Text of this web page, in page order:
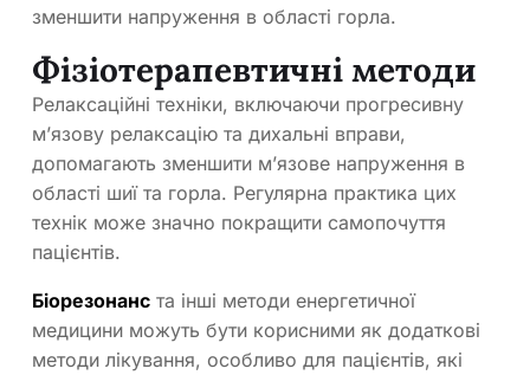
зменшити напруження в області горла.
Фізіотерапевтичні методи
Релаксаційні техніки, включаючи прогресивну
м’язову релаксацію та дихальні вправи,
допомагають зменшити м’язове напруження в
області шиї та горла. Регулярна практика цих
технік може значно покращити самопочуття
пацієнтів.
Біорезонанс та інші методи енергетичної
медицини можуть бути корисними як додаткові
методи лікування, особливо для пацієнтів, які